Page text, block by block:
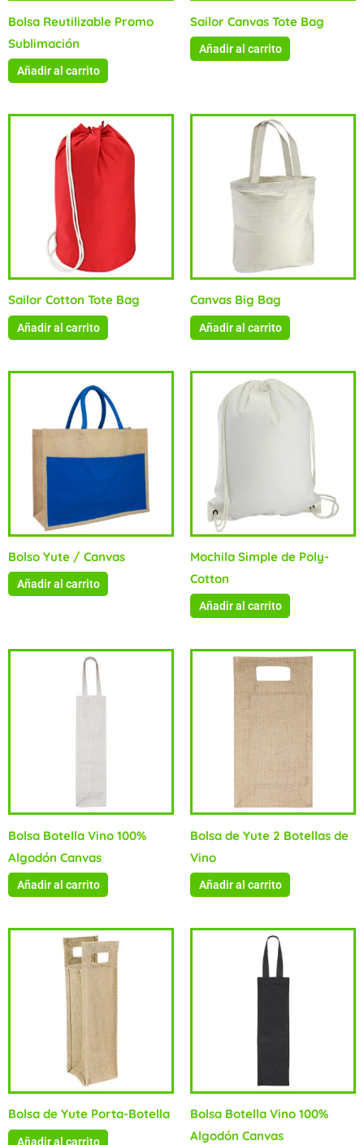
Bolsa Reutilizable Promo
Sublimación
Añadir al carrito
Sailor Canvas Tote Bag
Añadir al carrito
Sailor Cotton Tote Bag
Añadir al carrito
Canvas Big Bag
Añadir al carrito
Bolso Yute / Canvas
Añadir al carrito
Mochila Simple de Poly-
Cotton
Añadir al carrito
Bolsa Botella Vino 100%
Algodón Canvas
Añadir al carrito
Bolsa de Yute 2 Botellas de
Vino
Añadir al carrito
Bolsa de Yute Porta-Botella
Añadir al carrito
Bolsa Botella Vino 100%
Algodón Canvas